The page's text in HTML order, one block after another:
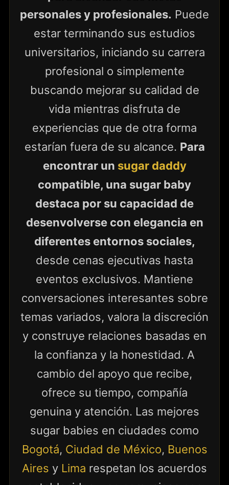
personales y profesionales. Puede
estar terminando sus estudios
universitarios, iniciando su carrera
profesional o simplemente
buscando mejorar su calidad de
vida mientras disfruta de
experiencias que de otra forma
estarían fuera de su alcance. Para
encontrar un sugar daddy
compatible, una sugar baby
destaca por su capacidad de
desenvolverse con elegancia en
diferentes entornos sociales,
desde cenas ejecutivas hasta
eventos exclusivos. Mantiene
conversaciones interesantes sobre
temas variados, valora la discreción
y construye relaciones basadas en
la confianza y la honestidad. A
cambio del apoyo que recibe,
ofrece su tiempo, compañía
genuina y atención. Las mejores
sugar babies en ciudades como
Bogotá, Ciudad de México, Buenos
Aires y Lima respetan los acuerdos